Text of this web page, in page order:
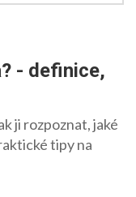
- definice,
ji rozpoznat, jaké
tipy na